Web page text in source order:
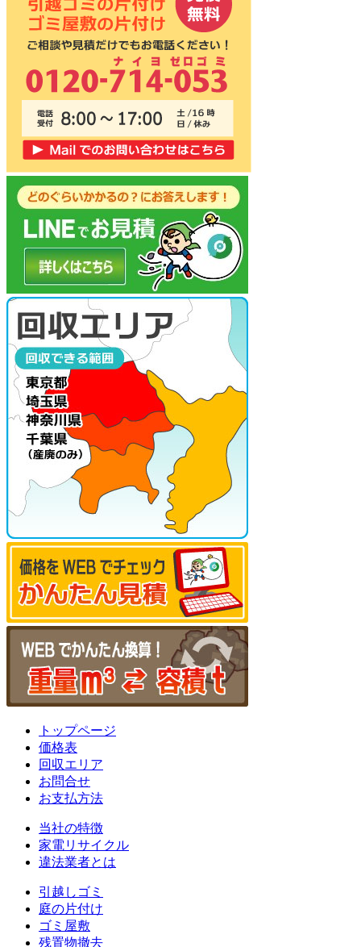
トップページ
価格表
回収エリア
お問合せ
お支払方法
当社の特徴
家電リサイクル
違法業者とは
引越しゴミ
庭の片付け
ゴミ屋敷
残置物撤去